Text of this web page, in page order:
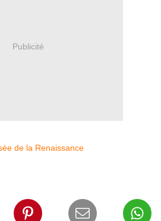
Publicité
de la Renaissance